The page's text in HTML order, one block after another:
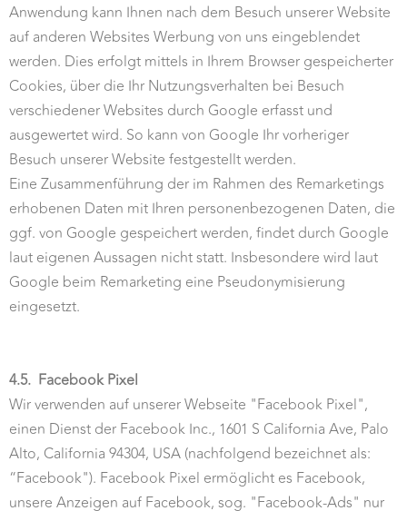
Anwendung kann Ihnen nach dem Besuch unserer Website
auf anderen Websites Werbung von uns eingeblendet
werden. Dies erfolgt mittels in Ihrem Browser gespeicherter
Cookies, über die Ihr Nutzungsverhalten bei Besuch
verschiedener Websites durch Google erfasst und
ausgewertet wird. So kann von Google Ihr vorheriger
Besuch unserer Website festgestellt werden.
Eine Zusammenführung der im Rahmen des Remarketings
erhobenen Daten mit Ihren personenbezogenen Daten, die
ggf. von Google gespeichert werden, findet durch Google
laut eigenen Aussagen nicht statt. Insbesondere wird laut
Google beim Remarketing eine Pseudonymisierung
eingesetzt.
4.5. Facebook Pixel
Wir verwenden auf unserer Webseite "Facebook Pixel",
einen Dienst der Facebook Inc., 1601 S California Ave, Palo
Alto, California 94304, USA (nachfolgend bezeichnet als:
“Facebook"). Facebook Pixel ermöglicht es Facebook,
unsere Anzeigen auf Facebook, sog. "Facebook-Ads" nur